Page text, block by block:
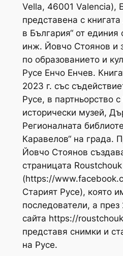
Vella, 46001 Valencia),
представена с
в България“ от единия
инж. Йовчо Стоянов и
по образованието и
Русе Енчо Енчев.
2023 г. със
Русе, в партньорство
исторически музей,
Регионалната
Каравелов“ на града.
Йовчо Стоянов
страницата Roustchouk
(https://
Старият Русе), която
последователи, а през
сайта https://
представя снимки и
на Русе.